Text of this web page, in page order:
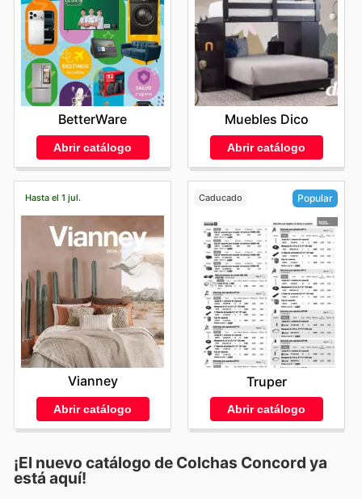
BetterWare
Abrir catálogo
Muebles Dico
Abrir catálogo
Hasta el 1 jul.
Vianney
Abrir catálogo
Caducado Popular
Truper
Abrir catálogo
¡El nuevo catálogo de Colchas Concord ya
está aquí!